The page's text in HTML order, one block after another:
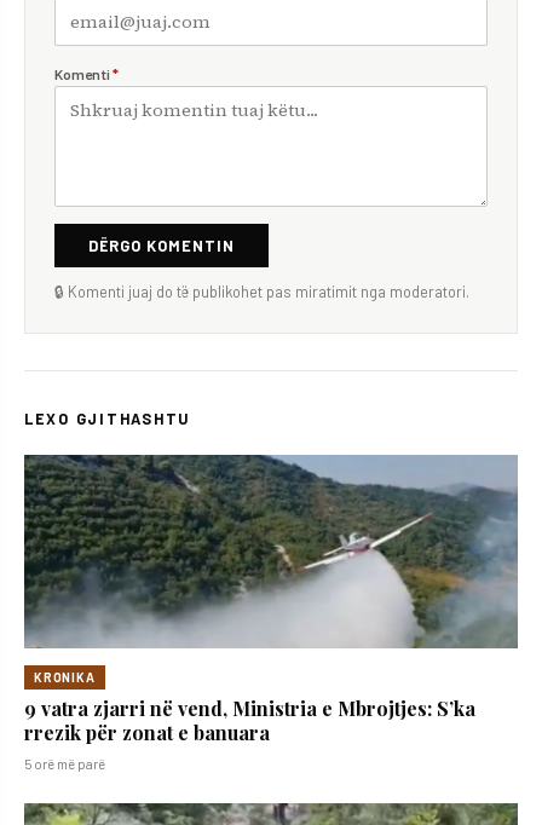
Komenti *
DËRGO KOMENTIN
🔒 Komenti juaj do të publikohet pas miratimit nga moderatori.
LEXO GJITHASHTU
KRONIKA
9 vatra zjarri në vend, Ministria e Mbrojtjes: S’ka
rrezik për zonat e banuara
5 orë më parë